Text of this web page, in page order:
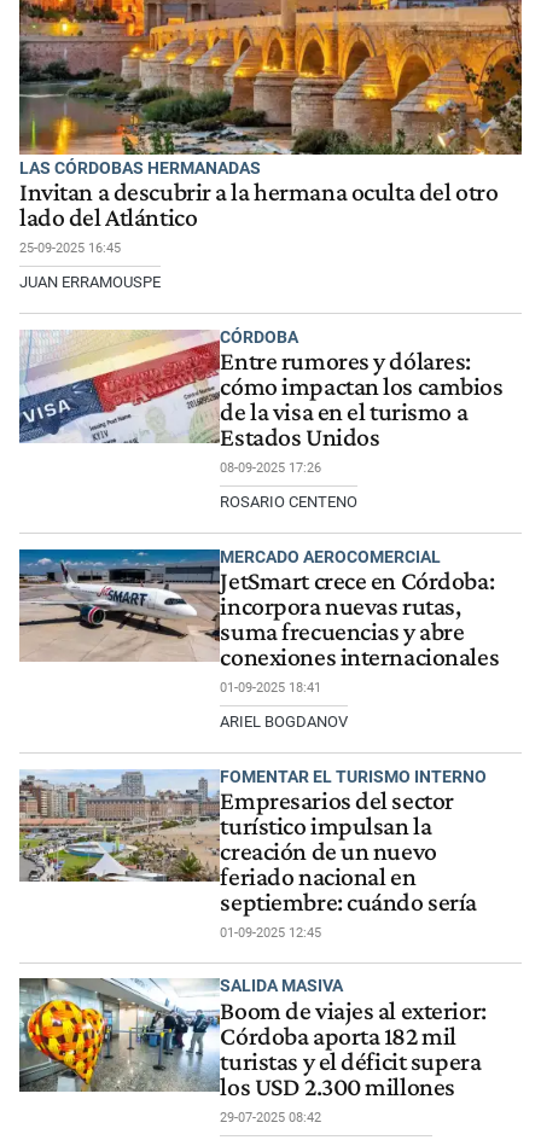
LAS CÓRDOBAS HERMANADAS
Invitan a descubrir a la hermana oculta del otro
lado del Atlántico
25-09-2025 16:45
JUAN ERRAMOUSPE
CÓRDOBA
Entre rumores y dólares:
cómo impactan los cambios
de la visa en el turismo a
Estados Unidos
08-09-2025 17:26
ROSARIO CENTENO
MERCADO AEROCOMERCIAL
JetSmart crece en Córdoba:
incorpora nuevas rutas,
suma frecuencias y abre
conexiones internacionales
01-09-2025 18:41
ARIEL BOGDANOV
FOMENTAR EL TURISMO INTERNO
Empresarios del sector
turístico impulsan la
creación de un nuevo
feriado nacional en
septiembre: cuándo sería
01-09-2025 12:45
SALIDA MASIVA
Boom de viajes al exterior:
Córdoba aporta 182 mil
turistas y el déficit supera
los USD 2.300 millones
29-07-2025 08:42